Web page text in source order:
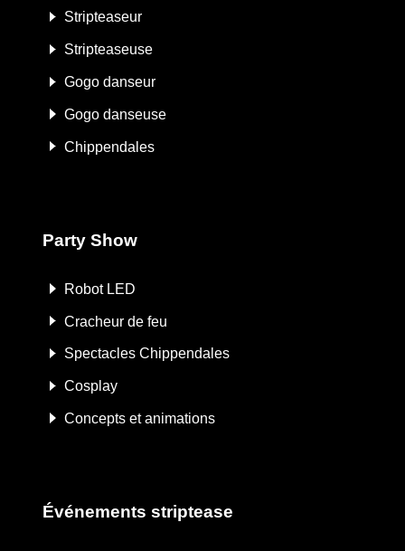
Stripteaseur
Stripteaseuse
Gogo danseur
Gogo danseuse
Chippendales
Party Show
Robot LED
Cracheur de feu
Spectacles Chippendales
Cosplay
Concepts et animations
Événements striptease